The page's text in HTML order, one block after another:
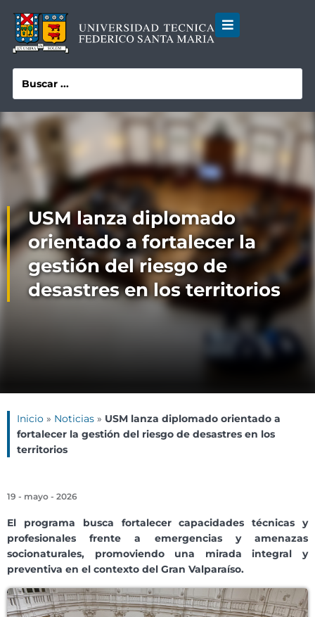
USM lanza diplomado
orientado a fortalecer la
gestión del riesgo de
desastres en los territorios
Inicio » Noticias » USM lanza diplomado orientado a
fortalecer la gestión del riesgo de desastres en los
territorios
19 - mayo - 2026
El programa busca fortalecer capacidades técnicas y
profesionales frente a emergencias y amenazas
socionaturales, promoviendo una mirada integral y
preventiva en el contexto del Gran Valparaíso.